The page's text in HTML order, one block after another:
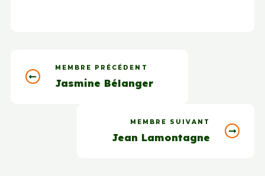
MEMBRE PRÉCÉDENT
Jasmine Bélanger
MEMBRE SUIVANT
Jean Lamontagne